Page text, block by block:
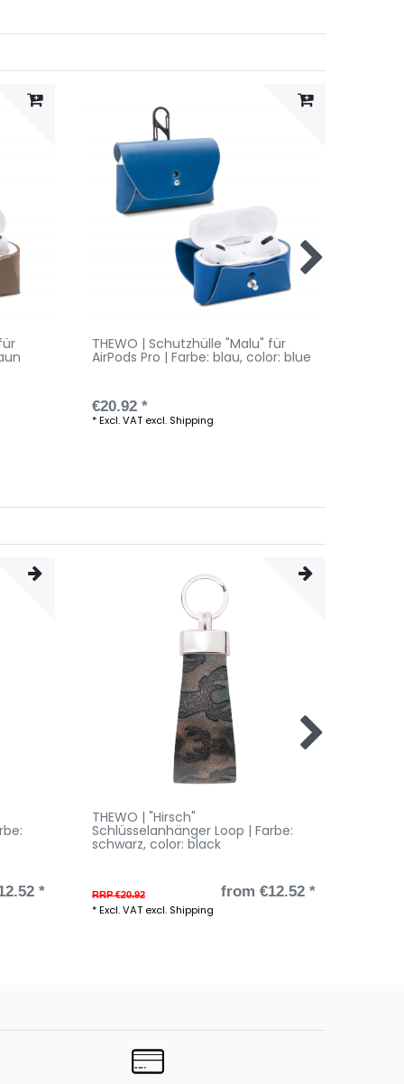
THEWO | Schutzhülle "Malu" für
AirPods Pro | Farbe: blau, color: blue
€20.92 *
*Excl. VAT excl. Shipping
*
THEWO | "Hirsch"
Schlüsselanhänger Loop | Farbe:
schwarz, color: black
RRP €20.92 from €12.52 *
*Excl. VAT excl. Shipping